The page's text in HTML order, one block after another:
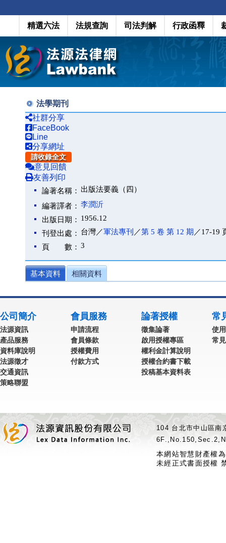
精選六法 法規查詢 司法判解 行政函釋
法學期刊
社群分享
FaceBook
Line
分享網址
請收錄全文
意見回饋
友善列印
論著名稱： 出版法要義（四）
編著譯者： 李潤沂
出版日期： 1956.12
刊登出處： 台灣／軍法專刊 ／第 5 卷 第 12 期 ／17-19
頁 數： 3
基本資料 相關資料
公司簡介
法源資訊
產品服務
資料庫說明
法源徵才
交通資訊
策略聯盟
會員服務
申請流程
會員條款
授權費用
付款方式
論著授權
徵集論著
啟用授權專區
權利金計算說明
授權合約書下載
投稿基本資料表
常
使
常
104 台北市中山區
本網站智慧財產權
未經正式書面授權